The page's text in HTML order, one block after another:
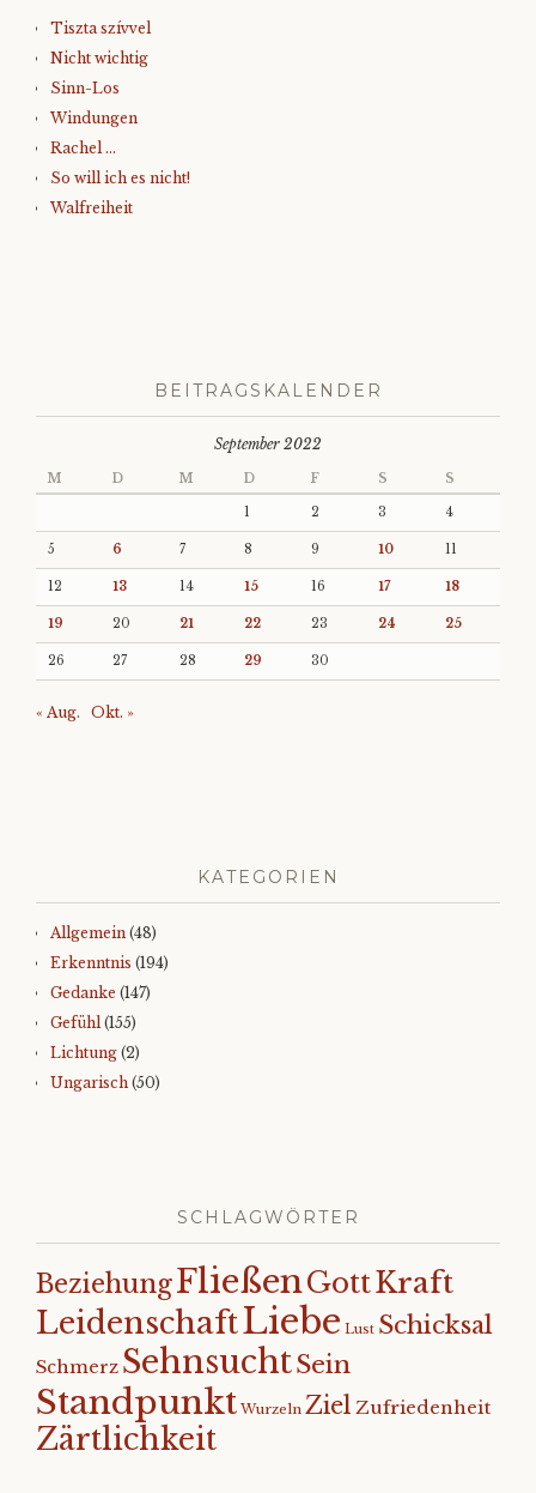
Tiszta szívvel
Nicht wichtig
Sinn-Los
Windungen
Rachel …
So will ich es nicht!
Walfreiheit
BEITRAGSKALENDER
September 2022
M D M D F S S
1 2 3 4
5 6 7 8 9 10 11
12 13 14 15 16 17 18
19 20 21 22 23 24 25
26 27 28 29 30
« Aug. Okt. »
KATEGORIEN
Allgemein (48)
Erkenntnis (194)
Gedanke (147)
Gefühl(155)
Lichtung (2)
Ungarisch (50)
SCHLAGWÖRTER
BeziehungFließenGottKraft
LeidenschaftLiebe Lust Schicksal
Schmerz SehnsuchtSein
Standpunkt Wurzeln Ziel Zufriedenheit
Zärtlichkeit